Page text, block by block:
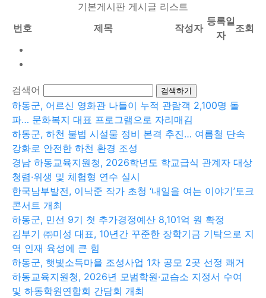
기본게시판 게시글 리스트
번호
제목 작성자
등록일
자
조회
검색어
하동군, 어르신 영화관 나들이 누적 관람객 2,100명 돌
파… 문화복지 대표 프로그램으로 자리매김
하동군, 하천 불법 시설물 정비 본격 추진… 여름철 단속
강화로 안전한 하천 환경 조성
경남 하동교육지원청, 2026학년도 학교급식 관계자 대상
청렴·위생 및 체험형 연수 실시
한국남부발전, 이낙준 작가 초청 ‘내일을 여는 이야기’토크
콘서트 개최
하동군, 민선 9기 첫 추가경정예산 8,101억 원 확정
김부기 ㈜미성 대표, 10년간 꾸준한 장학기금 기탁으로 지
역 인재 육성에 큰 힘
하동군, 햇빛소득마을 조성사업 1차 공모 2곳 선정 쾌거
하동교육지원청, 2026년 모범학원·교습소 지정서 수여
및 하동학원연합회 간담회 개최